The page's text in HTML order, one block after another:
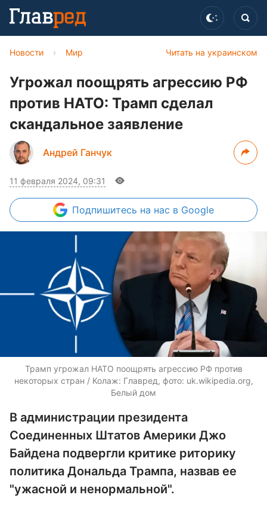
Читать на украинском
Новости › Мир
Угрожал поощрять агрессию РФ
против НАТО: Трамп сделал
скандальное заявление
Андрей Ганчук
11 февраля 2024, 09:31
Подпишитесь на нас в Google
Трамп угрожал НАТО поощрять агрессию РФ против
некоторых стран / Колаж: Главред, фото: uk.wikipedia.org,
Белый дом
В администрации президента
Соединенных Штатов Америки Джо
Байдена подвергли критике риторику
политика Дональда Трампа, назвав ее
"ужасной и ненормальной".